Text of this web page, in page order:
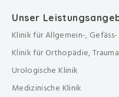
Unser
Klinik für Allgemein-,
Klinik für Orthopädie,
Urologische Klinik
Medizinische Klinik